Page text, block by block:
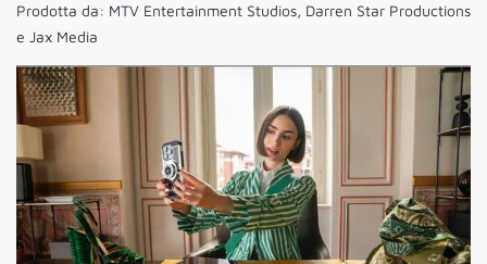
Prodotta da: MTV Entertainment Studios, Darren Star Productions
e Jax Media